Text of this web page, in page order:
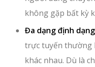
không gặp bất kỳ
Đa dạng định
trực tuyến thường
khác nhau. Dù là